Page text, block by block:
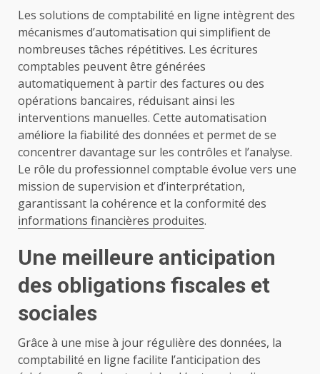
Les solutions de comptabilité en ligne intègrent des
mécanismes d’automatisation qui simplifient de
nombreuses tâches répétitives. Les écritures
comptables peuvent être générées
automatiquement à partir des factures ou des
opérations bancaires, réduisant ainsi les
interventions manuelles. Cette automatisation
améliore la fiabilité des données et permet de se
concentrer davantage sur les contrôles et l’analyse.
Le rôle du professionnel comptable évolue vers une
mission de supervision et d’interprétation,
garantissant la cohérence et la conformité des
informations financières produites.
Une meilleure anticipation
des obligations fiscales et
sociales
Grâce à une mise à jour régulière des données, la
comptabilité en ligne facilite l’anticipation des